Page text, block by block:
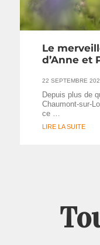
Le
d’Anne et
22 SEPTEMBRE
Depuis plus de
Chaumont-sur-
ce …
LIRE LA SUITE